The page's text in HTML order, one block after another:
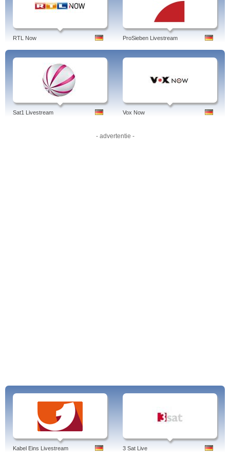
RTL Now ProSieben Livestream
Sat1 Livestream Vox Now
- advertentie -
Kabel Eins Livestream 3 Sat Live